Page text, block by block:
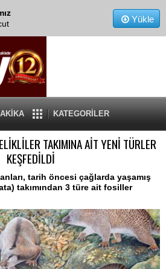
Yükle
KATEGORİLER
TAKIMINA AİT YENİ TÜRLER
KEŞFEDİLDİ
tarih öncesi çağlarda yaşamış
takımından 3 türe ait fosiller